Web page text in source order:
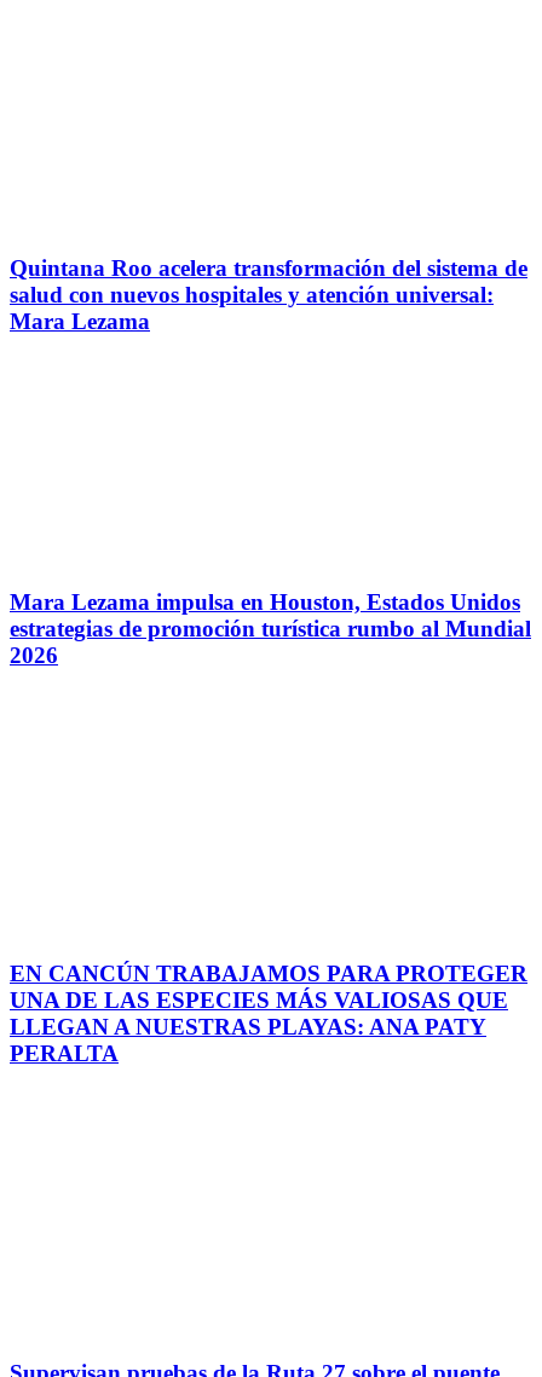
Quintana Roo acelera transformación del sistema de
salud con nuevos hospitales y atención universal:
Mara Lezama
Mara Lezama impulsa en Houston, Estados Unidos
estrategias de promoción turística rumbo al Mundial
2026
EN CANCÚN TRABAJAMOS PARA PROTEGER
UNA DE LAS ESPECIES MÁS VALIOSAS QUE
LLEGAN A NUESTRAS PLAYAS: ANA PATY
PERALTA